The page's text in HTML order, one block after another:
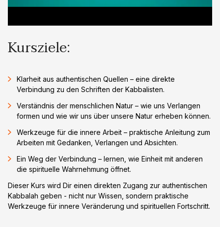
Kursziele:
Klarheit aus authentischen Quellen – eine direkte
Verbindung zu den Schriften der Kabbalisten.
Verständnis der menschlichen Natur – wie uns Verlangen
formen und wie wir uns über unsere Natur erheben können.
Werkzeuge für die innere Arbeit – praktische Anleitung zum
Arbeiten mit Gedanken, Verlangen und Absichten.
Ein Weg der Verbindung – lernen, wie Einheit mit anderen
die spirituelle Wahrnehmung öffnet.
Dieser Kurs wird Dir einen direkten Zugang zur authentischen
Kabbalah geben - nicht nur Wissen, sondern praktische
Werkzeuge für innere Veränderung und spirituellen Fortschritt.